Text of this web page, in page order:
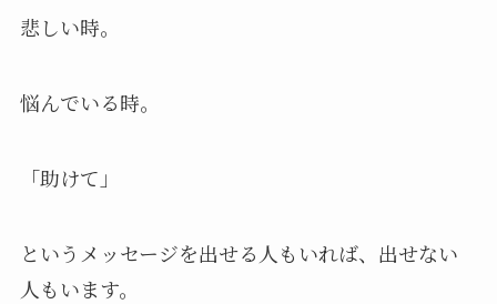
悲しい時。
悩んでいる時。
「助けて」
というメッセージを出せる人もいれば、出せない
人もいます。